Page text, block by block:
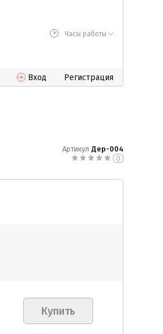
Часы работы
Вход Регистрация
Артикул Дер-004
0